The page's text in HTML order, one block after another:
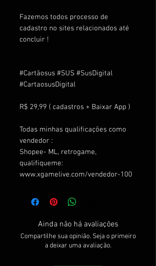
Fazemos todos processo de
cadastro no sites relacionados até
concluir !
#Cartãosus #SUS #SusDigital
#CartaosusDigital
R$ 29,99 ( cadastros + Baixar App )
Todas minhas qualificações como
vendedor :
Shopee- ML, retrogame,
qualifiqueme:
www.xgamelive.com/vendedor-100
Ainda não há avaliações
Compartilhe sua opinião. Seja o primeiro
a deixar uma avaliação.